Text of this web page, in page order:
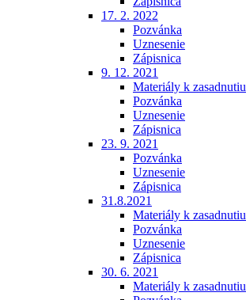
17. 2. 2022
Pozvánka
Uznesenie
Zápisnica
9. 12. 2021
Materiály k zasadnutiu
Pozvánka
Uznesenie
Zápisnica
23. 9. 2021
Pozvánka
Uznesenie
Zápisnica
31.8.2021
Materiály k zasadnutiu
Pozvánka
Uznesenie
Zápisnica
30. 6. 2021
Materiály k zasadnutiu